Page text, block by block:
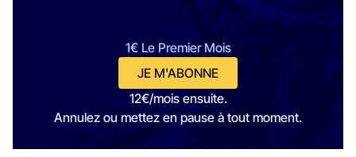
1€ Le Premier Mois
JE M'ABONNE
12€/mois ensuite.
Annulez ou mettez en pause à tout moment.